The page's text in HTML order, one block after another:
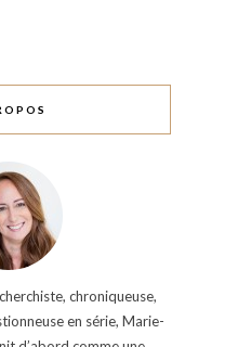
chroniqueuse,
en série, Marie-